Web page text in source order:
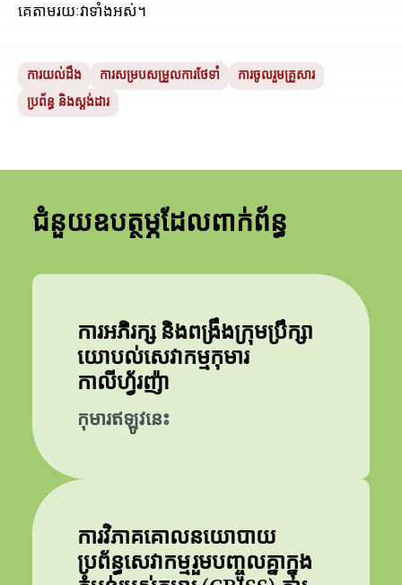
គេ​តាម​រយៈ​វា​ទាំង​អស់។
ការយល់ដឹង ការសម្របសម្រួលការថែទាំ
ការចូលរួមគ្រួសារ
ប្រព័ន្ធ និងស្តង់ដារ
ជំនួយឧបត្ថម្ភដែលពាក់ព័ន្ធ
ការអភិរក្ស និងពង្រឹងក្រុមប្រឹក្សា
យោបល់សេវាកម្មកុមារ
កាលីហ្វ័រញ៉ា
កុមារឥឡូវនេះ
ការវិភាគគោលនយោបាយ
ប្រព័ន្ធសេវាកម្មរួមបញ្ចូលគ្នាក្នុង